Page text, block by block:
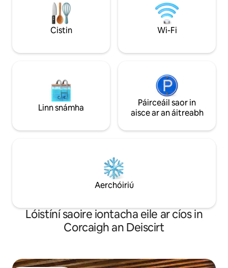
compord is fearr a fháil. Taobh istigh,
cuireann an spás, teolaí agus feistithe go
foirfe, an caighdeán go léir a theastaíonn
le haghaidh saoire rathúil ar fáil.
snámha
(10 m²), bainfidh
gríoscadh agus tú
sliabh agus as
Cistin Wi-Fi
Linn snámha
Páirceáil saor in
aisce ar an áitreabh
Aerchóiriú
Lóistíní saoire iontacha eile ar cíos in
Corcaigh an Deiscirt